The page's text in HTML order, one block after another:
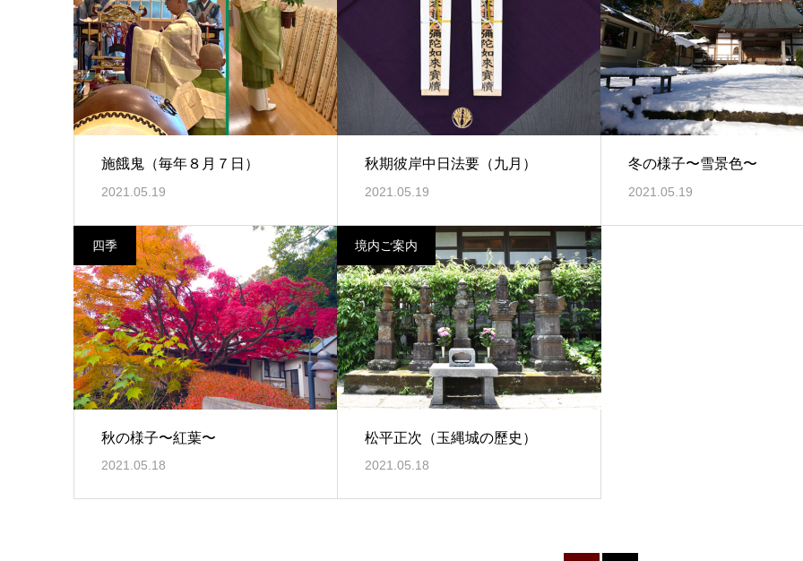
施餓鬼（毎年８月７日）
2021.05.19
秋期彼岸中日法要（九月）
2021.05.19
冬の様子〜雪景色〜
2021.05.19
四季
秋の様子〜紅葉〜
2021.05.18
境内ご案内
松平正次（玉縄城の歷史）
2021.05.18